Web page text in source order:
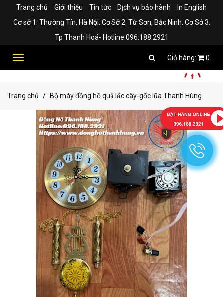
Trang chủ Giới thiệu Tin tức Dịch vụ bảo hành
In English
Cơ sở 1: Thường Tín, Hà Nội. Cơ Sở 2: Từ Sơn, Bắc Ninh. Cơ Sở 3:
Tp Thanh Hoá- Hotline:096.188.2921
Toggle
0
Trang chủ Bộ máy đồng hồ quả lắc cây-gốc lũa Thanh Hùng